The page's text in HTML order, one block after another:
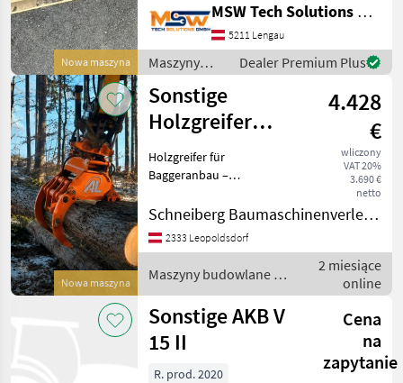
Nowa maszyna
Bohrkrone Ø 200mm Max.
Drehmoment 1871 Nm
Gewicht 54 KG (ohne
Aufnahme) Betri
MSW Tech Solutions GmbH
5211 Lengau
Maszyny
budowlane /
Sonstige
Dealer Premium Plus
Nowa maszyna
Sonstige
Holzgreifer
Holzzange
Festanbau
4.428
€
wliczony
VAT 20%
3.690 €
netto
Holzgreifer für
Baggeranbau –
Anbaugeräte Massiver
Holzgreifer mit direkt
verschraubtem Rotator
Aufnahmetraverse.
Robuste Profi
Schneiberg Baumaschinenverleih GmbH
2333 Leopoldsdorf
Maszyny budowlane /
Sonstige
2 miesiące
online
Sonstige AKB V
15 II
Cena
na
zapytanie
R. prod. 2020